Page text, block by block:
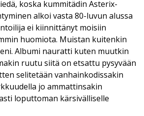
koska kummitädin Asterix-
alkoi vasta 80-luvun alussa
ei kiinnittänyt moisiin
huomiota. Muistan kuitenkin
Albumi nauratti kuten muutkin
ruutu siitä on etsattu pysyvään
selitetään vanhainkodissakin
jo ammattinsakin
loputtoman kärsivälliselle